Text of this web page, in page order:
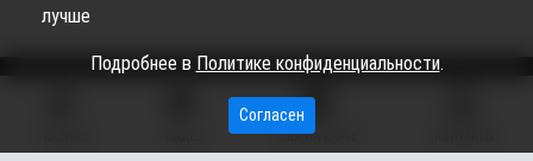
Сетевое издание «Вестник Сургутского района» (16+)
МЫ НА КАРТЕ
лучше
Подробнее в Политике конфиденциальности.
Согласен